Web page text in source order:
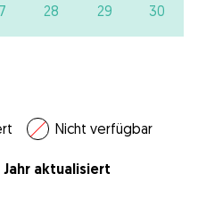
28 29 30
Nicht verfügbar
aktualisiert